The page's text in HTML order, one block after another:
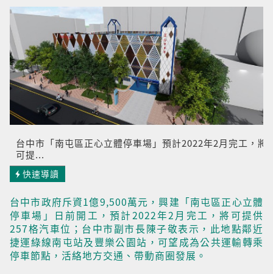
台中市「南屯區正心立體停車場」預計2022年2月完工，將
可提...
快速導讀
台中市政府斥資1億9,500萬元，興建「南屯區正心立體
停車場」日前開工，預計2022年2月完工，將可提供
257格汽車位；台中市副市長陳子敬表示，此地點鄰近
捷運綠線南屯站及豐樂公園站，可望成為公共運輸轉乘
停車節點，活絡地方交通、帶動商圈發展。